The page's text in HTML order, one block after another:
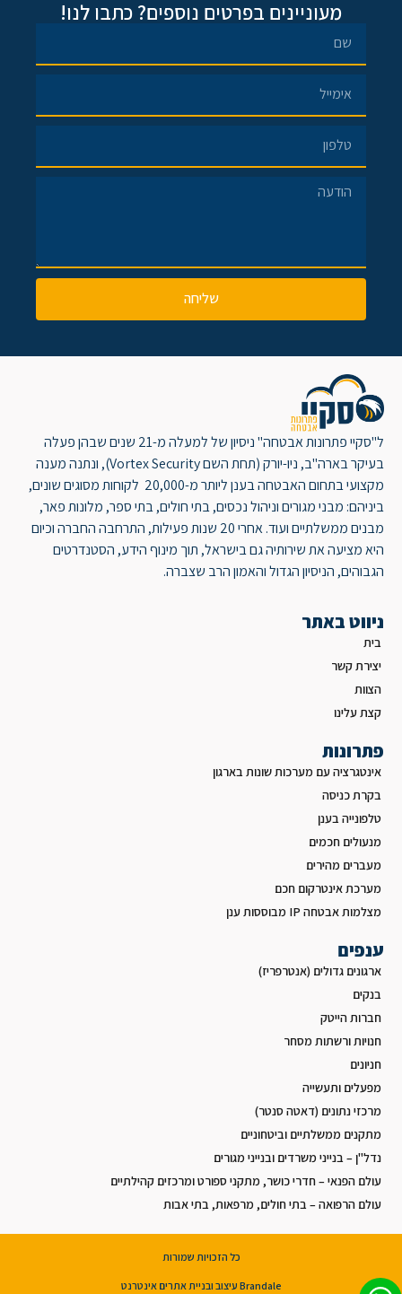
מעוניינים בפרטים נוספים? כתבו לנו!
שליחה
ל"סקיי פתרונות אבטחה" ניסיון של למעלה מ-21 שנים שבהן פעלה
בעיקר בארה"ב, ניו-יורק (תחת השם Vortex Security), ונתנה מענה
מקצועי בתחום האבטחה בענן ליותר מ-20,000 לקוחות מסוגים שונים,
ביניהם: מבני מגורים וניהול נכסים, בתי חולים, בתי ספר, מלונות פאר,
מבנים ממשלתיים ועוד. אחרי 20 שנות פעילות, התרחבה החברה וכיום
היא מציעה את שירותיה גם בישראל, תוך מינוף הידע, הסטנדרטים
הגבוהים, הניסיון הגדול והאמון הרב שצברה.
ניווט באתר
בית
יצירת קשר
הצוות
קצת עלינו
פתרונות
אינטגרציה עם מערכות שונות בארגון
בקרת כניסה
טלפונייה בענן
מנעולים חכמים
מעברים מהירים
מערכת אינטרקום חכם
מצלמות אבטחה IP מבוססות ענן
ענפים
ארגונים גדולים (אנטרפריז)
בנקים
חברות הייטק
חנויות ורשתות מסחר
חניונים
מפעלים ותעשייה
מרכזי נתונים (דאטה סנטר)
מתקנים ממשלתיים וביטחוניים
נדל"ן – בנייני משרדים ובנייני מגורים
עולם הפנאי – חדרי כושר, מתקני ספורט ומרכזים קהילתיים
עולם הרפואה – בתי חולים, מרפאות, בתי אבות
כל הזכויות שמורות
Brandale עיצוב ובניית אתרים אינטרנט